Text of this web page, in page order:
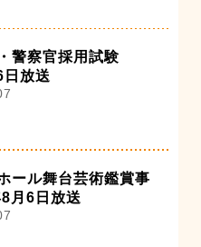
警察官採用試験
放送
ール舞台芸術鑑賞事
6日放送